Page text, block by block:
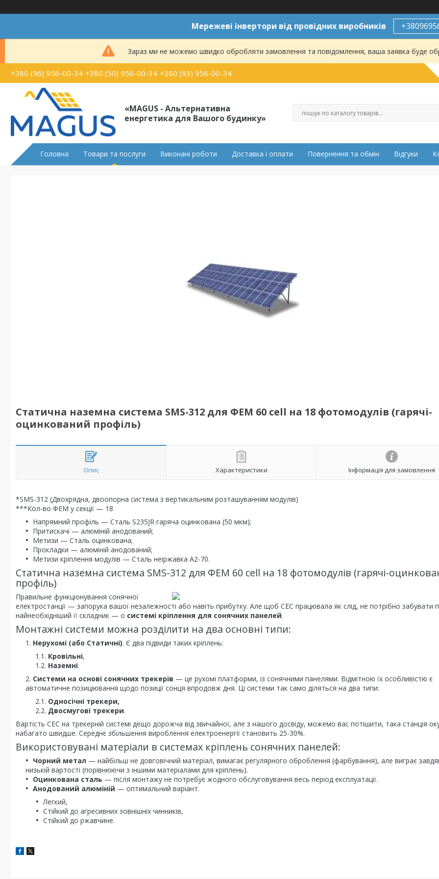
Мережеві інвертори від провідних виробників
Зараз ми не можемо швидко обробляти замовлення та повідомлення, ваша заявка буде
+380 (96) 956-00-34 +380 (50) 956-00-34 +380 (93) 956-00-34
«MAGUS - Альтернативна
енергетика для Вашого будинку»
Головна Товари та послуги Виконані роботи Доставка і оплати Повернення та обмін Відгуки
Статична наземна система SMS-312 для ФЕМ 60 cell на 18 фотомодулів (гарячі-
оцинкований профіль)
Опис Характеристики Інформація для замовлення
*SMS-312 (Двохрядна, двоопорна система з вертикальним розташуванням модулів)
***Кол-во ФЕМ у секції — 18
Напрямний профіль — Сталь S235JR гаряча оцинкована (50 мкм);
Притискачі — алюміній анодований;
Метизи — Сталь оцинкована;
Прокладки — алюміній анодований;
Метизи кріплення модулів — Сталь неіржавка А2-70.
Статична наземна система SMS-312 для ФЕМ 60 cell на 18 фотомодулів (гарячі-
профіль)
Правильне функціонування сонячної
електростанції — запорука вашої незалежності або навіть прибутку. Але щоб СЕС працювала як слід, не потрібно забувати
найнеобхідніший її складник — о системі кріплення для сонячних панелей.
Монтажні системи можна розділити на два основні типи:
Нерухомі (або Статичні). Є два підвиди таких кріплень:
Кровільні,
Наземні.
Системи на основі сонячних трекерів — це рухомі платформи, із сонячними панелями. Відмітною їх особливістю є
автоматичне позиціювання щодо позиції сонця впродовж дня. Ці системи так само діляться на два типи:
Односічні трекери,
Двосмугові трекери.
Вартість СЕС на трекерній системі дещо дорожча від звичайної, але з нашого досвіду, можемо вас потішити, така станція
набагато швидше. Середнє збільшення вироблення електроенергії становить 25-30%.
Використовувані матеріали в системах кріплень сонячних панелей:
Чорний метал — найбільш не довговічний матеріал, вимагає регулярного оброблення (фарбування), але виграє
низькій вартості (порівнюючи з іншими матеріалами для кріплень).
Оцинкована сталь — після монтажу не потребує жодного обслуговування весь період експлуатації.
Анодований алюміній — оптимальний варіант.
Легкий,
Стійкий до агресивних зовнішніх чинників,
Стійкий до ржавчине.